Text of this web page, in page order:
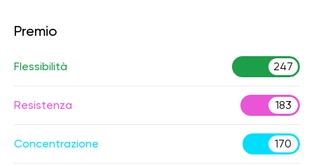
Premio
Flessibilità 247
Resistenza 183
Concentrazione 170